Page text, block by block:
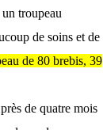
troupeau
de soins et de
de 80 brebis, 39
de quatre mois